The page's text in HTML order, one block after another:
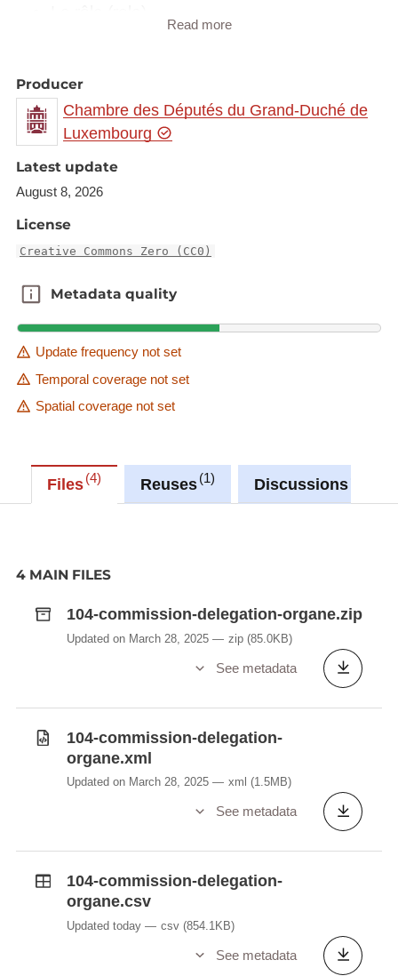
La précision sur le rôle (role_section)
Le prénom (firstname)
Le titre (person_title)
La date de début de participation
(start_date)
La date de fin de participation (end_date)
Le groupe politique (political_group)
Le parti politique (political_party)
Le rapport des différents organes, commissions et
délégations est disponible dans les formats
suivants :
XLS
XML
HTML
Read more
Producer
Chambre des Députés du Grand-Duché de
Luxembourg
Latest update
August 8, 2026
License
Creative Commons Zero (CC0)
Metadata quality
Metadata quality
Update frequency not set
Temporal coverage not set
Spatial coverage not set
Files 4 Reuses 1 Discussions
4 MAIN FILES
104-commission-delegation-organe.zip
Updated on March 28, 2025 zip (85.0KB)
See metadata
104-commission-delegation-
organe.xml
Updated on March 28, 2025 xml (1.5MB)
See metadata
104-commission-delegation-
organe.csv
Updated today csv (854.1KB)
See metadata